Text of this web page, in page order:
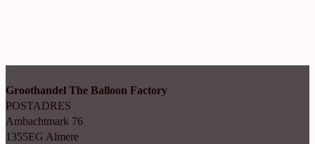
Groothandel The Balloon Factory
POSTADRES
Ambachtmark 76
1355EG Almere